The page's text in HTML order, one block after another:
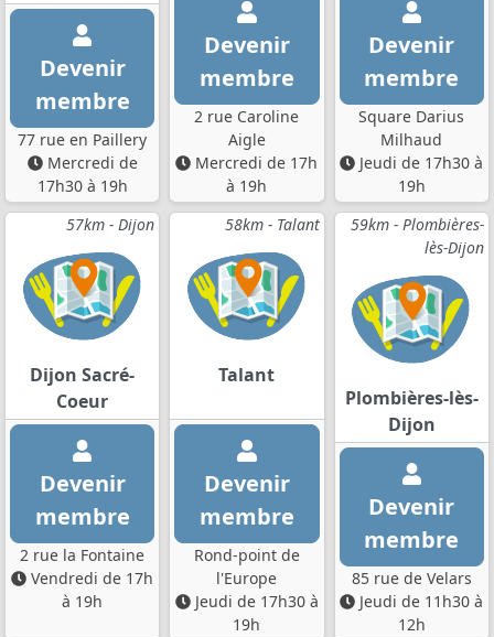
Devenir
membre
77 rue en Paillery
Mercredi de
17h30 à 19h
Devenir
membre
2 rue Caroline
Aigle
Mercredi de 17h
à 19h
Devenir
membre
Square Darius
Milhaud
Jeudi de 17h30 à
19h
57km - Dijon
Dijon Sacré-
Coeur
Devenir
membre
2 rue la Fontaine
Vendredi de 17h
à 19h
58km - Talant
Talant
Devenir
membre
Rond-point de
l'Europe
Jeudi de 17h30 à
19h
59km - Plombières-
lès-Dijon
Plombières-lès-
Dijon
Devenir
membre
85 rue de Velars
Jeudi de 11h30 à
12h